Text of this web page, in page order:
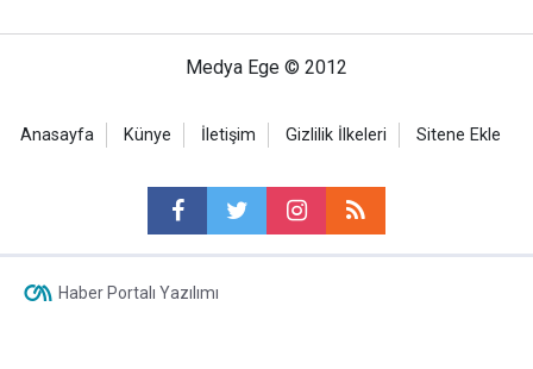
Medya Ege © 2012
Anasayfa Künye İletişim Gizlilik İlkeleri Sitene Ekle
Haber Portalı Yazılımı